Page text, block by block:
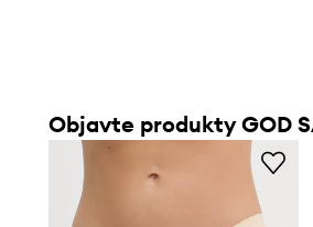
Objavte produkty GOD